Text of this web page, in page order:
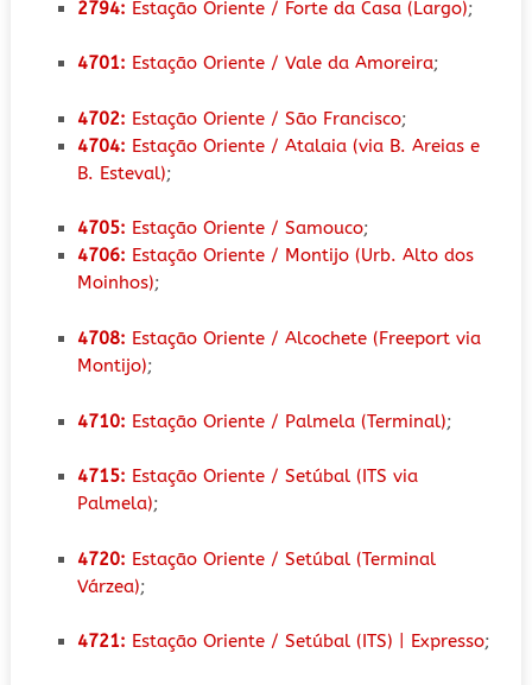
2794: Estação Oriente / Forte da Casa (Largo);
4701: Estação Oriente / Vale da Amoreira;
4702: Estação Oriente / São Francisco;
4704: Estação Oriente / Atalaia (via B. Areias e
B. Esteval);
4705: Estação Oriente / Samouco;
4706: Estação Oriente / Montijo (Urb. Alto dos
Moinhos);
4708: Estação Oriente / Alcochete (Freeport via
Montijo);
4710: Estação Oriente / Palmela (Terminal);
4715: Estação Oriente / Setúbal (ITS via
Palmela);
4720: Estação Oriente / Setúbal (Terminal
Várzea);
4721: Estação Oriente / Setúbal (ITS) | Expresso;